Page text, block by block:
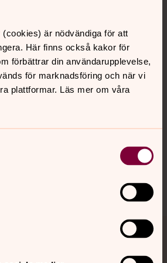
är nödvändiga för att
Här finns också kakor för
förbättrar din användarupplevelse,
för marknadsföring och när vi
plattformar. Läs mer om våra